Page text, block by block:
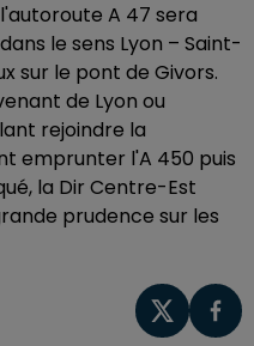
A 47 sera
le sens Lyon – Saint-
sur le pont de Givors.
de Lyon ou
rejoindre la
emprunter l'A 450 puis
la Dir Centre-Est
prudence sur les